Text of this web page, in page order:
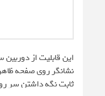
این قابلیت از
نشانگر روی صفحه
ثابت نگه داشتن سر